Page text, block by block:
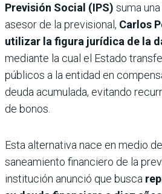
Previsión Social (IPS) suma
asesor de la previsional, Carlos
utilizar la figura jurídica de la
mediante la cual el Estado
públicos a la entidad en
deuda acumulada, evitando
de bonos.
Esta alternativa nace en medio
saneamiento financiero de la
institución anunció que busca